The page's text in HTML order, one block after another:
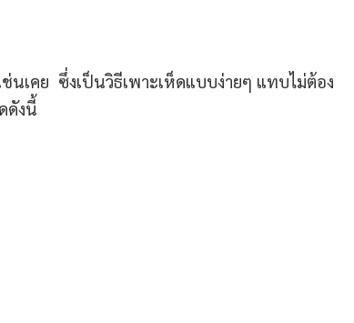
นเคย ซึ่งเป็นวิธีเพาะเห็ดแบบง่ายๆ แทบไม่ต้อง
ดังนี้